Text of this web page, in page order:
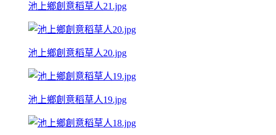
池上鄉創意稻草人21.jpg
池上鄉創意稻草人20.jpg
池上鄉創意稻草人19.jpg